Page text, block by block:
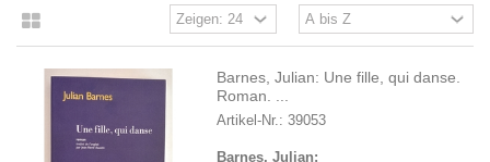
Barnes, Julian: Une fille, qui danse.
Roman. ...
Artikel-Nr.: 39053
Barnes, Julian: